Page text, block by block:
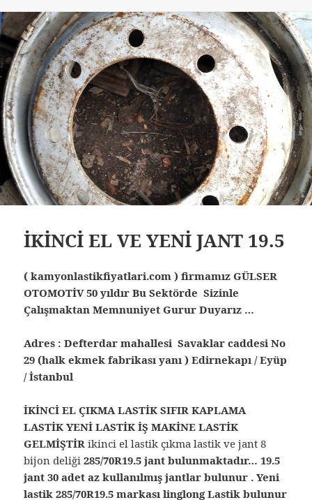
İKİNCİ EL VE YENİ JANT 19.5
( kamyonlastikfiyatlari.com ) firmamız GÜLSER
OTOMOTİV 50 yıldır Bu Sektörde Sizinle
Çalışmaktan Memnuniyet Gurur Duyarız …
Adres : Defterdar mahallesi Savaklar caddesi No
29 (halk ekmek fabrikası yanı ) Edirnekapı / Eyüp
/ İstanbul
İKİNCİ EL ÇIKMA LASTİK SIFIR KAPLAMA
LASTİK YENİ LASTİK İŞ MAKİNE LASTİK
GELMİŞTİRikinci el lastik çıkma lastik ve jant 8
bijon deliği285/70R19.5 jant bulunmaktadır… 19.5
jant 30 adet az kullanılmış jantlar bulunur . Yeni
lastik 285/70R19.5 markası linglong Lastik bulunur